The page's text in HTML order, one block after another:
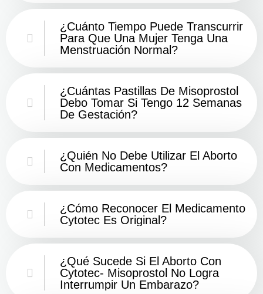
¿Cuánto Tiempo Puede Transcurrir
Para Que Una Mujer Tenga Una
Menstruación Normal?
¿Cuántas Pastillas De Misoprostol
Debo Tomar Si Tengo 12 Semanas
De Gestación?
¿Quién No Debe Utilizar El Aborto
Con Medicamentos?
¿Cómo Reconocer El Medicamento
Cytotec Es Original?
¿Qué Sucede Si El Aborto Con
Cytotec- Misoprostol No Logra
Interrumpir Un Embarazo?